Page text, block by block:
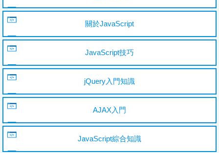
關於JavaScript
JavaScript技巧
jQuery入門知識
AJAX入門
JavaScript綜合知識